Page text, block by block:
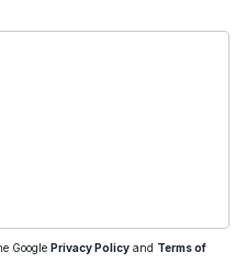
Google Privacy Policy and Terms of